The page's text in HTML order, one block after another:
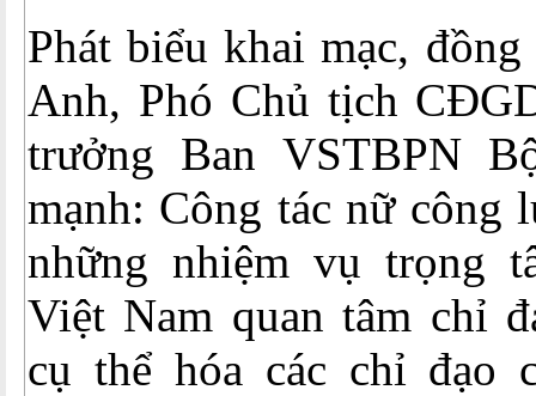
Phát biểu khai mạc,
Anh, Phó Chủ tịch
trưởng Ban VSTBPN
mạnh: Công tác nữ công
những nhiệm vụ trọng
Việt Nam quan tâm chỉ
cụ thể hóa các chỉ đạo